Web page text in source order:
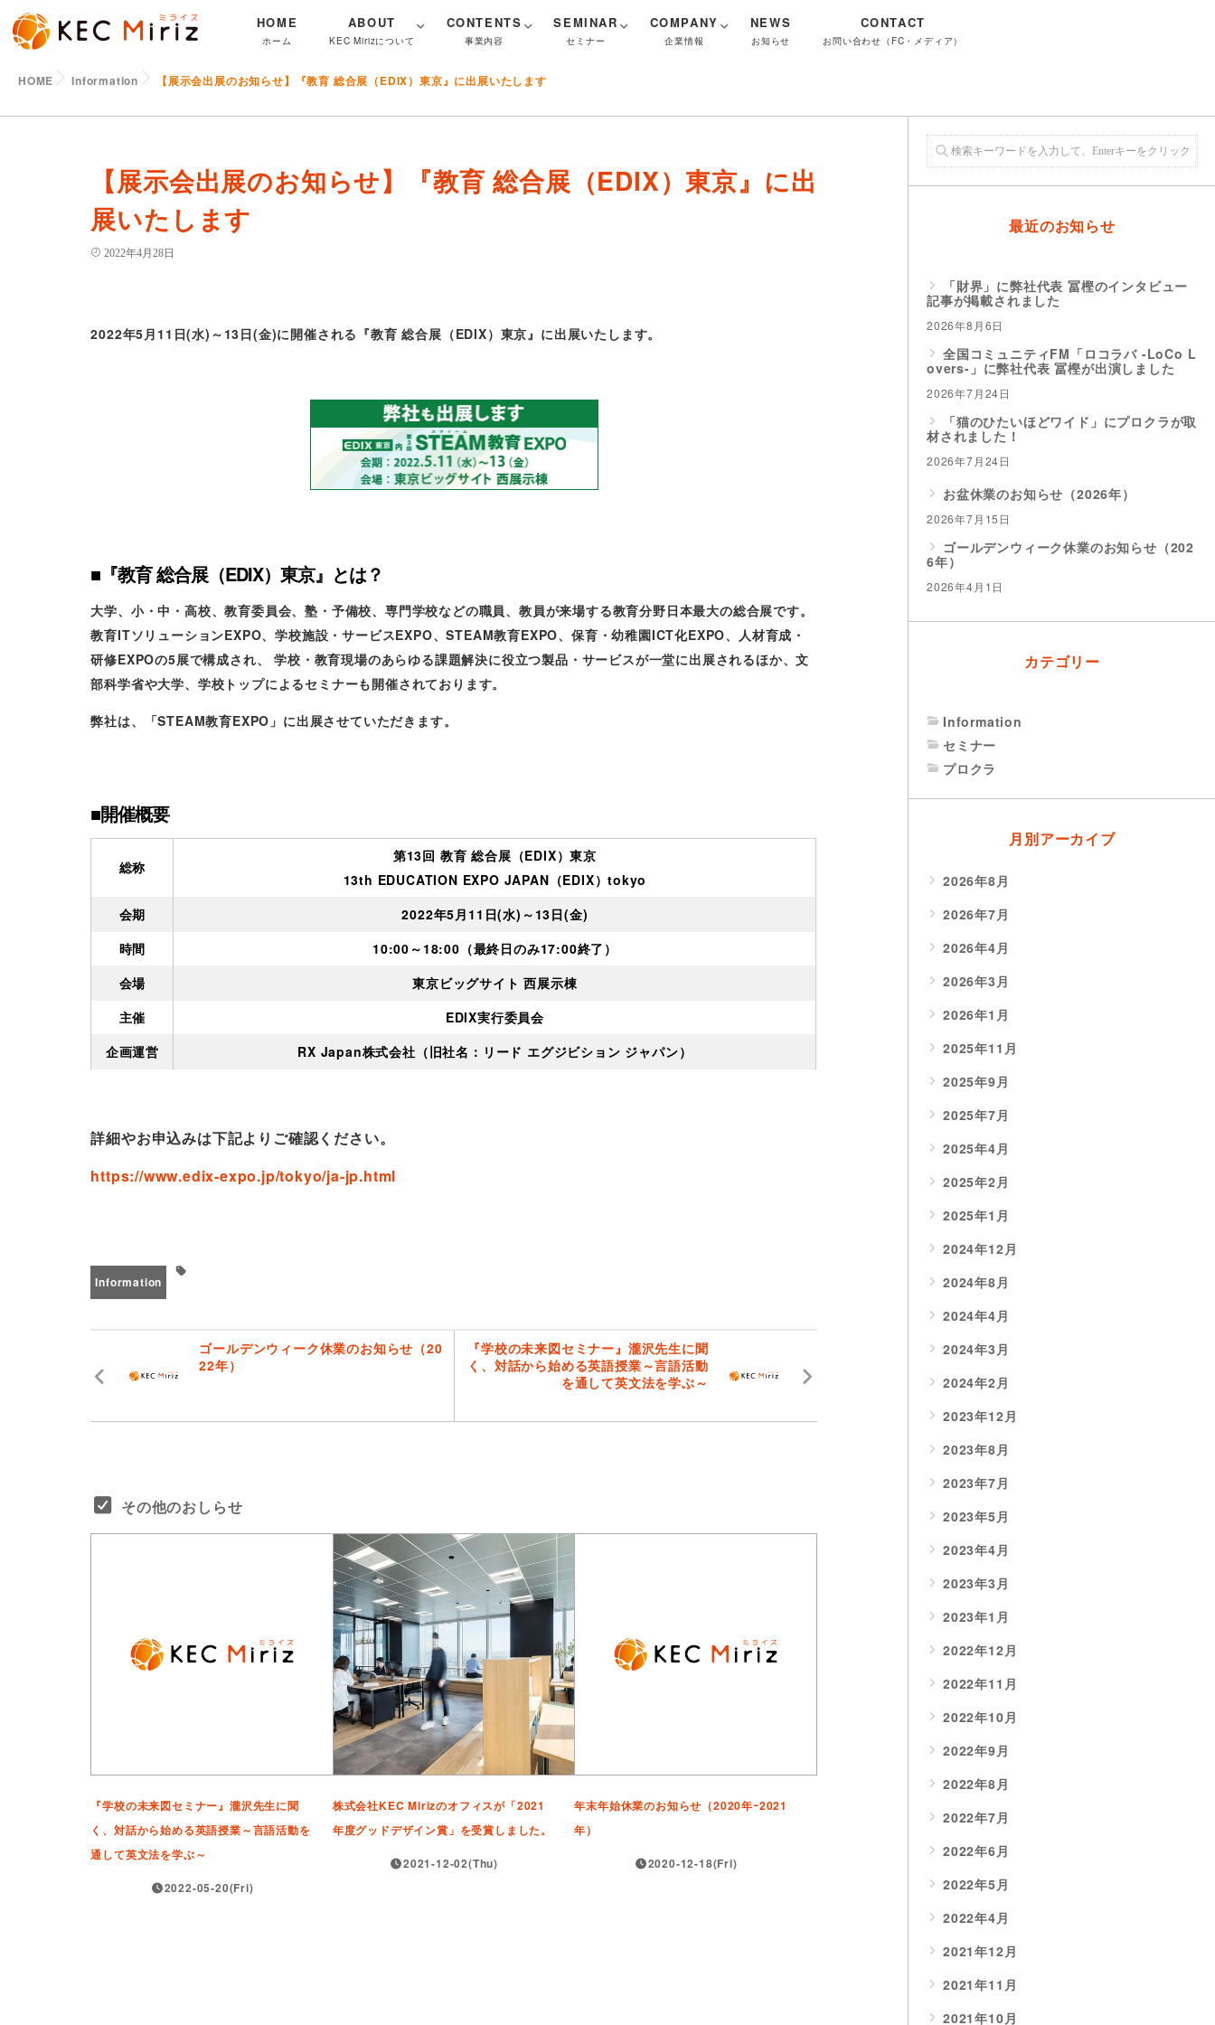
HOME
ホーム
ABOUT
KEC Mirizについて
CONTENTS
事業内容
SEMINAR
セミナー
COMPANY
企業情報
NEWS
お知らせ
CONTACT
お問い合わせ（FC・メディア）
HOME Information 【展示会出展のお知らせ】『教育 総合展（EDIX）東京』に出展いたします
【展示会出展のお知らせ】『教育 総合展（EDIX）東京』に出
展いたします
2022年4月28日
2022年5月11日(水)～13日(金)に開催される『教育 総合展（EDIX）東京』に出展いたします。
■『教育 総合展（EDIX）東京』とは？
大学、小・中・高校、教育委員会、塾・予備校、専門学校などの職員、教員が来場する教育分野日本最大の総合展です。
教育ITソリューションEXPO、学校施設・サービスEXPO、STEAM教育EXPO、保育・幼稚園ICT化EXPO、人材育成・
研修EXPOの5展で構成され、 学校・教育現場のあらゆる課題解決に役立つ製品・サービスが一堂に出展されるほか、文
部科学省や大学、学校トップによるセミナーも開催されております。
弊社は、「STEAM教育EXPO」に出展させていただきます。
■開催概要
総称
第13回 教育 総合展（EDIX）東京
13th EDUCATION EXPO JAPAN（EDIX）tokyo
会期
2022年5月11日(水)～13日(金)
時間
10:00～18:00（最終日のみ17:00終了）
会場
東京ビッグサイト 西展示棟
主催
EDIX実行委員会
企画運営
RX Japan株式会社（旧社名：リード エグジビション ジャパン）
詳細やお申込みは下記よりご確認ください。
https://www.edix-expo.jp/tokyo/ja-jp.html
Information
ゴールデンウィーク休業のお知らせ（20
22年）
『学校の未来図セミナー』瀧沢先生に聞
く、対話から始める英語授業～言語活動
を通して英文法を学ぶ～
その他のおしらせ
『学校の未来図セミナー』瀧沢先生に聞
く、対話から始める英語授業～言語活動を
通して英文法を学ぶ～
2022-05-20(Fri)
株式会社KEC Mirizのオフィスが「2021
年度グッドデザイン賞」を受賞しました。
2021-12-02(Thu)
年末年始休業のお知らせ（2020年ｰ2021
年）
2020-12-18(Fri)
最近のお知らせ
「財界」に弊社代表 冨樫のインタビュー
記事が掲載されました
2026年8月6日
全国コミュニティFM「ロコラバ -LoCo L
overs-」に弊社代表 冨樫が出演しました
2026年7月24日
「猫のひたいほどワイド」にプロクラが取
材されました！
2026年7月24日
お盆休業のお知らせ（2026年）
2026年7月15日
ゴールデンウィーク休業のお知らせ（202
6年）
2026年4月1日
カテゴリー
Information
セミナー
プロクラ
月別アーカイブ
2026年8月
2026年7月
2026年4月
2026年3月
2026年1月
2025年11月
2025年9月
2025年7月
2025年4月
2025年2月
2025年1月
2024年12月
2024年8月
2024年4月
2024年3月
2024年2月
2023年12月
2023年8月
2023年7月
2023年5月
2023年4月
2023年3月
2023年1月
2022年12月
2022年11月
2022年10月
2022年9月
2022年8月
2022年7月
2022年6月
2022年5月
2022年4月
2021年12月
2021年11月
2021年10月